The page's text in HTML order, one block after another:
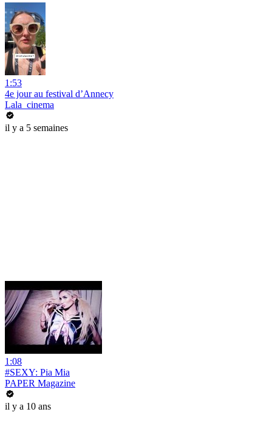
1:53
4e jour au festival d’Annecy
Lala_cinema
il y a 5 semaines
1:08
#SEXY: Pia Mia
PAPER Magazine
il y a 10 ans